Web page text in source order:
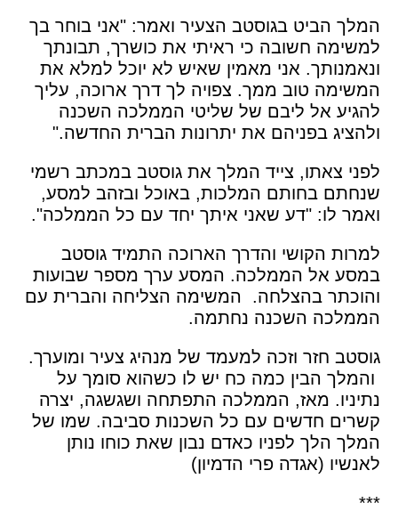
המלך הביט בגוסטב הצעיר ואמר: "אני בוחר בך
למשימה חשובה כי ראיתי את כושרך, תבונתך
ונאמנותך. אני מאמין שאיש לא יוכל למלא את
המשימה טוב ממך. צפויה לך דרך ארוכה, עליך
להגיע אל ליבם של שליטי הממלכה השכנה
ולהציג בפניהם את יתרונות הברית החדשה."
לפני צאתו, צייד המלך את גוסטב במכתב רשמי
שנחתם בחותם המלכות, באוכל ובזהב למסע,
ואמר לו: "דע שאני איתך יחד עם כל הממלכה".
למרות הקושי והדרך הארוכה התמיד גוסטב
במסע אל הממלכה. המסע ערך מספר שבועות
והוכתר בהצלחה. המשימה הצליחה והברית עם
הממלכה השכנה נחתמה.
גוסטב חזר וזכה למעמד של מנהיג צעיר ומוערך.
והמלך הבין כמה כח יש לו כשהוא סומך על
נתיניו. מאז, הממלכה התפתחה ושגשגה, יצרה
קשרים חדשים עם כל השכנות סביבה. שמו של
המלך הלך לפניו כאדם נבון שאת כוחו נותן
לאנשיו (אגדה פרי הדמיון)
***